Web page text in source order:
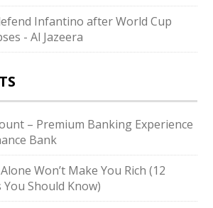
Infantino after World Cup
- Al Jazeera
– Premium Banking Experience
Bank
Won’t Make You Rich (12
Should Know)